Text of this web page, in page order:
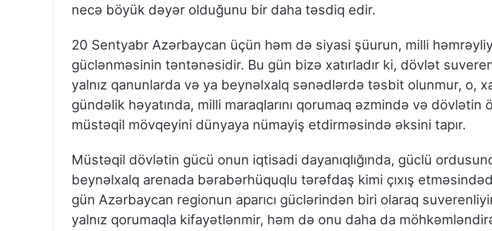
necə böyük dəyər olduğunu bir daha təsdiq edir.
20 Sentyabr Azərbaycan üçün həm də siyasi şüurun, milli
güclənməsinin təntənəsidir. Bu gün bizə xatırladır ki, dövlət
yalnız qanunlarda və ya beynəlxalq sənədlərdə təsbit olunmur, o,
gündəlik həyatında, milli maraqlarını qorumaq əzmində və dövlətin
müstəqil mövqeyini dünyaya nümayiş etdirməsində əksini tapır.
Müstəqil dövlətin gücü onun iqtisadi dayanıqlığında, güclü
beynəlxalq arenada bərabərhüquqlu tərəfdaş kimi çıxış
gün Azərbaycan regionun aparıcı güclərindən biri olaraq
yalnız qorumaqla kifayətlənmir, həm də onu daha da